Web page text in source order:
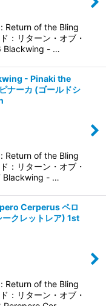
Return of the Bling
：リターン・オブ・
Blackwing - …
- Pinaki the
ナーカ (ゴールドシ
Return of the Bling
：リターン・オブ・
Blackwing - …
Cerperus ペロ
クレットレア) 1st
Return of the Bling
：リターン・オブ・